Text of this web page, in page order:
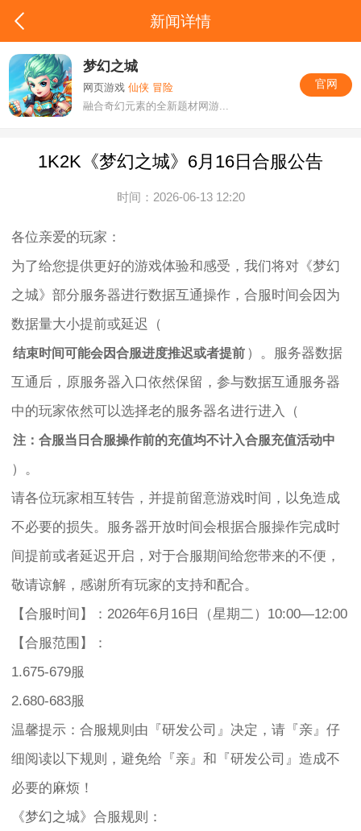
新闻详情
梦幻之城
网页游戏仙侠 冒险
融合奇幻元素的全新题材网游...
官网
1K2K《梦幻之城》6月16日合服公告
时间：2026-06-13 12:20
各位亲爱的玩家：
为了给您提供更好的游戏体验和感受，我们将对《梦幻
之城》部分服务器进行数据互通操作，合服时间会因为
数据量大小提前或延迟（
结束时间可能会因合服进度推迟或者提前 ）。服务器数据
互通后，原服务器入口依然保留，参与数据互通服务器
中的玩家依然可以选择老的服务器名进行进入（
注：合服当日合服操作前的充值均不计入合服充值活动中
）。
请各位玩家相互转告，并提前留意游戏时间，以免造成
不必要的损失。服务器开放时间会根据合服操作完成时
间提前或者延迟开启，对于合服期间给您带来的不便，
敬请谅解，感谢所有玩家的支持和配合。
【合服时间】：2026年6月16日（星期二）10:00—12:00
【合服范围】：
1.675-679服
2.680-683服
温馨提示：合服规则由『研发公司』决定，请『亲』仔
细阅读以下规则，避免给『亲』和『研发公司』造成不
必要的麻烦！
《梦幻之城》合服规则：